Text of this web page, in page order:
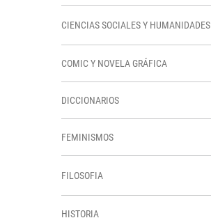
CIENCIAS SOCIALES Y HUMANIDADES
COMIC Y NOVELA GRÁFICA
DICCIONARIOS
FEMINISMOS
FILOSOFIA
HISTORIA